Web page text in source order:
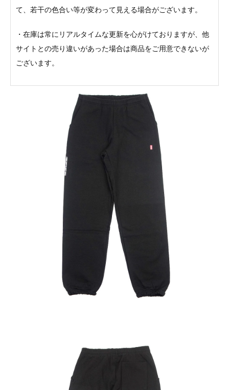
て、若干の色合い等が変わって見える場合がございます。
・在庫は常にリアルタイムな更新を心がけておりますが、他
サイトとの売り違いがあった場合は商品をご用意できないが
ございます。